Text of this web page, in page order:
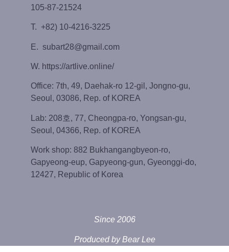
105-87-21524
T. +82) 10-4216-3225
E. subart28@gmail.com
W. https://artlive.online/
Office: 7th, 49, Daehak-ro 12-gil, Jongno-gu,
Seoul, 03086, Rep. of KOREA
Lab: 208호, 77, Cheongpa-ro, Yongsan-gu,
Seoul, 04366, Rep. of KOREA
Work shop: 882 Bukhangangbyeon-ro,
Gapyeong-eup, Gapyeong-gun, Gyeonggi-do,
12427, Republic of Korea
Since 2006
Produced by Bear Lee